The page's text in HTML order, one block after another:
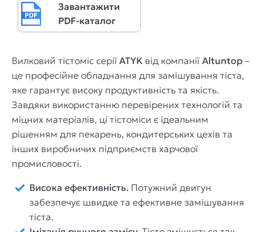
Завантажити
PDF-каталог
Вилковий тістоміс серії ATYK від компанії Altuntop –
це професійне обладнання для замішування тіста,
яке гарантує високу продуктивність та якість.
Завдяки використанню перевірених технологій та
міцних матеріалів, ці тістоміси є ідеальним
рішенням для пекарень, кондитерських цехів та
інших виробничих підприємств харчової
промисловості.
Висока ефективність. Потужний двигун
забезпечує швидке та ефективне замішування
тіста.